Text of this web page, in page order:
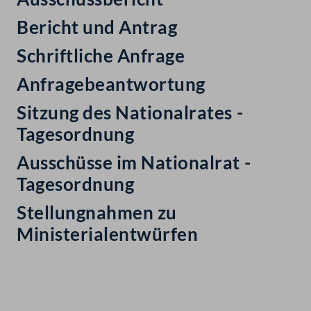
Bericht und Antrag
Schriftliche Anfrage
Anfragebeantwortung
Sitzung des Nationalrates -
Tagesordnung
Ausschüsse im Nationalrat -
Tagesordnung
Stellungnahmen zu
Ministerialentwürfen